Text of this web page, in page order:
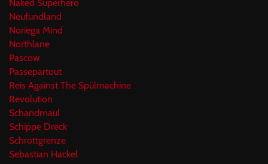
Naked Superhero
Neufundland
Noriega Mind
Northlane
Pascow
Passepartout
Reis Against The Spülmachine
Revolution
Schandmaul
Schippe Dreck
Schrottgrenze
Sebastian Hackel